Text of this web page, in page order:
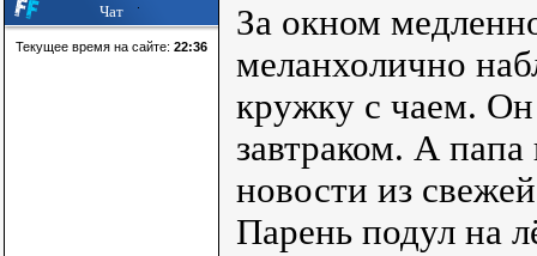
Чат
Текущее время на сайте: 22:36
За окном
меланхолично
кружку с чаем.
завтраком. А папа
новости из
Парень подул на